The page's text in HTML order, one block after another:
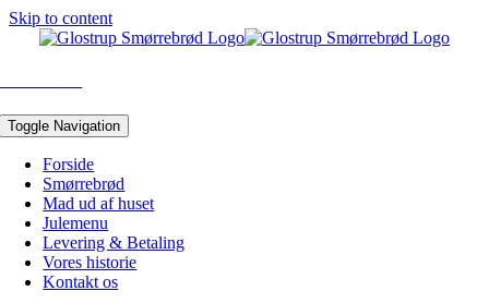
Skip to content
Toggle Navigation
Forside
Smørrebrød
Mad ud af huset
Julemenu
Levering & Betaling
Vores historie
Kontakt os